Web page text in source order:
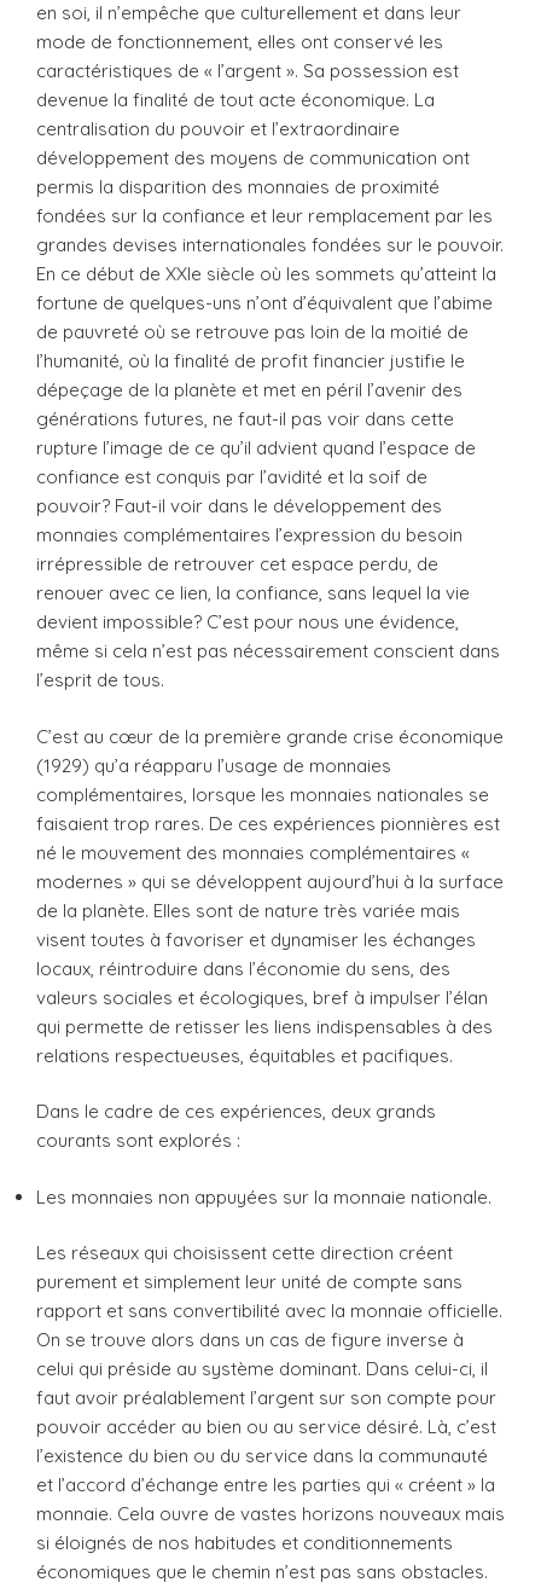
en soi, il n’empêche que culturellement et dans leur
mode de fonctionnement, elles ont conservé les
caractéristiques de « l’argent ». Sa possession est
devenue la finalité de tout acte économique. La
centralisation du pouvoir et l’extraordinaire
développement des moyens de communication ont
permis la disparition des monnaies de proximité
fondées sur la confiance et leur remplacement par les
grandes devises internationales fondées sur le pouvoir.
En ce début de XXIe siècle où les sommets qu’atteint la
fortune de quelques-uns n’ont d’équivalent que l’abime
de pauvreté où se retrouve pas loin de la moitié de
l’humanité, où la finalité de profit financier justifie le
dépeçage de la planète et met en péril l’avenir des
générations futures, ne faut-il pas voir dans cette
rupture l’image de ce qu’il advient quand l’espace de
confiance est conquis par l’avidité et la soif de
pouvoir? Faut-il voir dans le développement des
monnaies complémentaires l’expression du besoin
irrépressible de retrouver cet espace perdu, de
renouer avec ce lien, la confiance, sans lequel la vie
devient impossible? C’est pour nous une évidence,
même si cela n’est pas nécessairement conscient dans
l’esprit de tous.
C’est au cœur de la première grande crise économique
(1929) qu’a réapparu l’usage de monnaies
complémentaires, lorsque les monnaies nationales se
faisaient trop rares. De ces expériences pionnières est
né le mouvement des monnaies complémentaires «
modernes » qui se développent aujourd’hui à la surface
de la planète. Elles sont de nature très variée mais
visent toutes à favoriser et dynamiser les échanges
locaux, réintroduire dans l’économie du sens, des
valeurs sociales et écologiques, bref à impulser l’élan
qui permette de retisser les liens indispensables à des
relations respectueuses, équitables et pacifiques.
Dans le cadre de ces expériences, deux grands
courants sont explorés :
Les monnaies non appuyées sur la monnaie nationale.
Les réseaux qui choisissent cette direction créent
purement et simplement leur unité de compte sans
rapport et sans convertibilité avec la monnaie officielle.
On se trouve alors dans un cas de figure inverse à
celui qui préside au système dominant. Dans celui-ci, il
faut avoir préalablement l’argent sur son compte pour
pouvoir accéder au bien ou au service désiré. Là, c’est
l’existence du bien ou du service dans la communauté
et l’accord d’échange entre les parties qui « créent » la
monnaie. Cela ouvre de vastes horizons nouveaux mais
si éloignés de nos habitudes et conditionnements
économiques que le chemin n’est pas sans obstacles.